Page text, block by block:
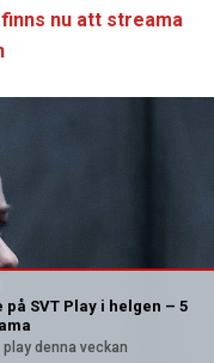
nu att streama
SVT Play i helgen – 5
denna veckan